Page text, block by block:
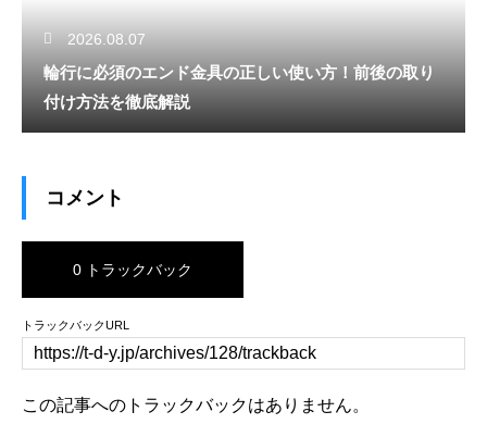
2026.08.07
輪行に必須のエンド金具の正しい使い方！前後の取り
付け方法を徹底解説
コメント
0 トラックバック
トラックバックURL
この記事へのトラックバックはありません。